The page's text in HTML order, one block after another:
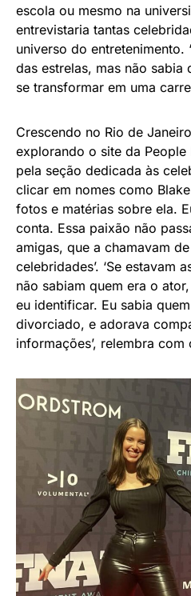
escola ou mesmo na
entrevistaria tantas
universo do entretenimento.
das estrelas, mas não sabia
se transformar em uma
Crescendo no Rio de
explorando o site da People
pela seção dedicada às
clicar em nomes como
fotos e matérias sobre ela.
conta. Essa paixão não
amigas, que a chamavam
celebridades’. ‘Se estavam
não sabiam quem era o
eu identificar. Eu sabia
divorciado, e adorava
informações’, relembra com